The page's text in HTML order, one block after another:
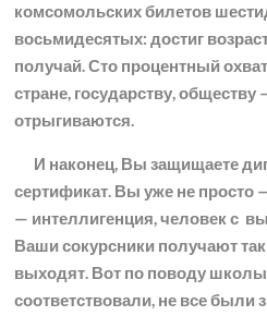
комсомольских билетов
восьмидесятых: достиг
получай. Сто процентный
стране, государству, обществу
отрыгиваются.
И наконец, Вы защищаете
сертификат. Вы уже не
— интеллигенция, человек с
Ваши сокурсники получают
выходят. Вот по поводу школы
соответствовали, не все были